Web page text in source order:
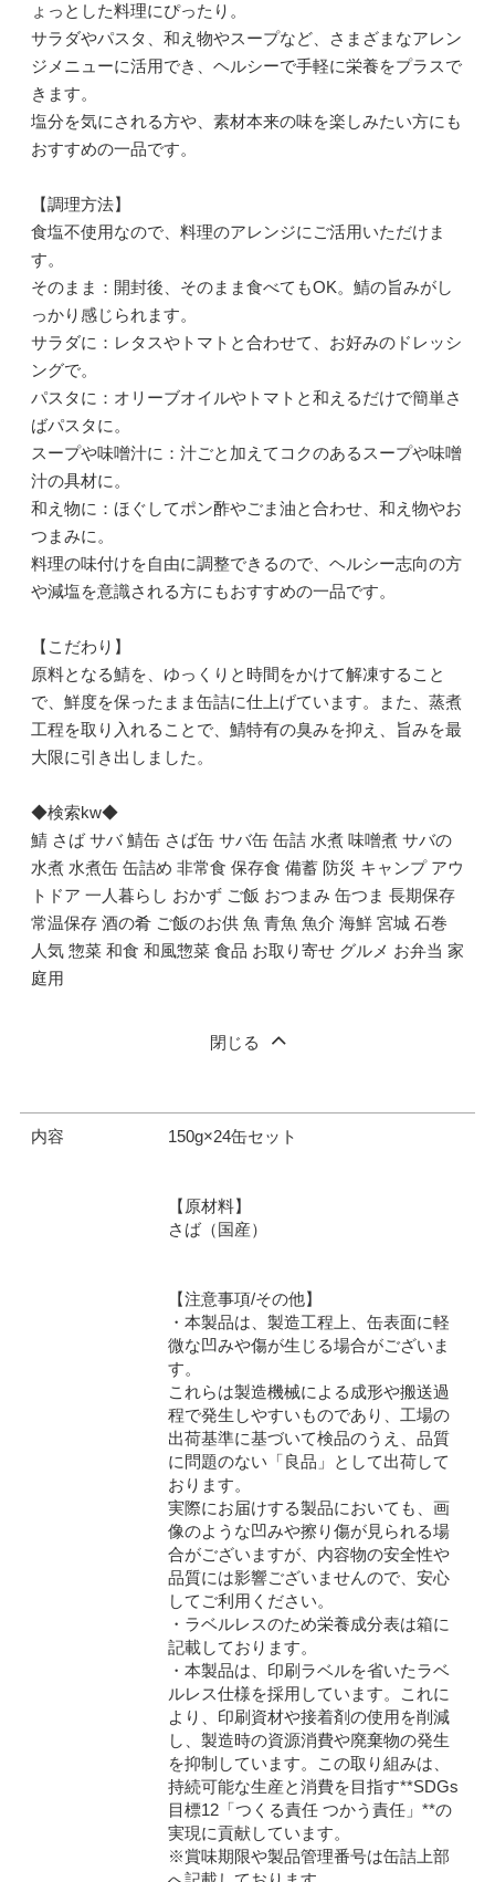
ょっとした料理にぴったり。
サラダやパスタ、和え物やスープなど、さまざまなアレン
ジメニューに活用でき、ヘルシーで手軽に栄養をプラスで
きます。
塩分を気にされる方や、素材本来の味を楽しみたい方にも
おすすめの一品です。
【調理方法】
食塩不使用なので、料理のアレンジにご活用いただけま
す。
そのまま：開封後、そのまま食べてもOK。鯖の旨みがし
っかり感じられます。
サラダに：レタスやトマトと合わせて、お好みのドレッシ
ングで。
パスタに：オリーブオイルやトマトと和えるだけで簡単さ
ばパスタに。
スープや味噌汁に：汁ごと加えてコクのあるスープや味噌
汁の具材に。
和え物に：ほぐしてポン酢やごま油と合わせ、和え物やお
つまみに。
料理の味付けを自由に調整できるので、ヘルシー志向の方
や減塩を意識される方にもおすすめの一品です。
【こだわり】
原料となる鯖を、ゆっくりと時間をかけて解凍すること
で、鮮度を保ったまま缶詰に仕上げています。また、蒸煮
工程を取り入れることで、鯖特有の臭みを抑え、旨みを最
大限に引き出しました。
◆検索kw◆
鯖 さば サバ 鯖缶 さば缶 サバ缶 缶詰 水煮 味噌煮 サバの
水煮 水煮缶 缶詰め 非常食 保存食 備蓄 防災 キャンプ アウ
トドア 一人暮らし おかず ご飯 おつまみ 缶つま 長期保存
常温保存 酒の肴 ご飯のお供 魚 青魚 魚介 海鮮 宮城 石巻
人気 惣菜 和食 和風惣菜 食品 お取り寄せ グルメ お弁当 家
庭用
閉じる
内容 150g×24缶セット
【原材料】
さば（国産）
【注意事項/その他】
・本製品は、製造工程上、缶表面に軽
微な凹みや傷が生じる場合がございま
す。
これらは製造機械による成形や搬送過
程で発生しやすいものであり、工場の
出荷基準に基づいて検品のうえ、品質
に問題のない「良品」として出荷して
おります。
実際にお届けする製品においても、画
像のような凹みや擦り傷が見られる場
合がございますが、内容物の安全性や
品質には影響ございませんので、安心
してご利用ください。
・ラベルレスのため栄養成分表は箱に
記載しております。
・本製品は、印刷ラベルを省いたラベ
ルレス仕様を採用しています。これに
より、印刷資材や接着剤の使用を削減
し、製造時の資源消費や廃棄物の発生
を抑制しています。この取り組みは、
持続可能な生産と消費を目指す**SDGs
目標12「つくる責任 つかう責任」**の
実現に貢献しています。
※賞味期限や製品管理番号は缶詰上部